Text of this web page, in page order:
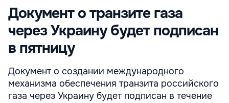
Документ о транзите газа
через Украину будет подписан
в пятницу
Документ о создании международного
механизма обеспечения транзита российского
газа через Украину будет подписан в течение